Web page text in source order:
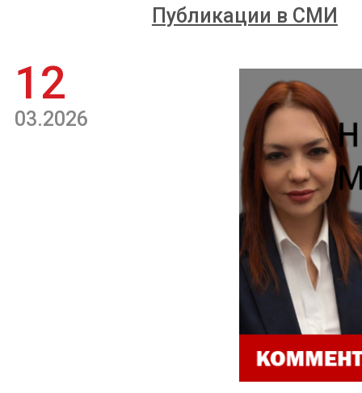
Публикации в СМИ
12
03.2026